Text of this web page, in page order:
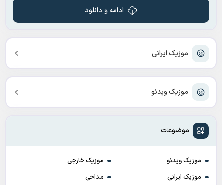
موزیک ایرانی
موزیک ویدئو
موضوعات
موزیک ویدئو
موزیک خارجی
موزیک ایرانی
مداحی
ادامه و دانلود